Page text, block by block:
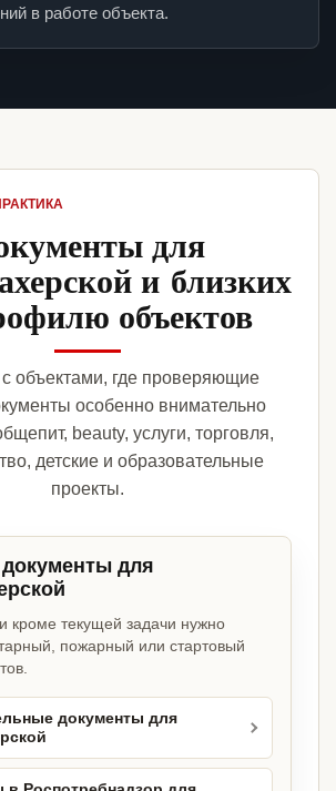
в работе объекта.
для
и близких
объектов
объектами, где проверяющие
особенно внимательно
beauty, услуги, торговля,
детские и образовательные
проекты.
для
кроме текущей задачи нужно
пожарный или стартовый
документы для